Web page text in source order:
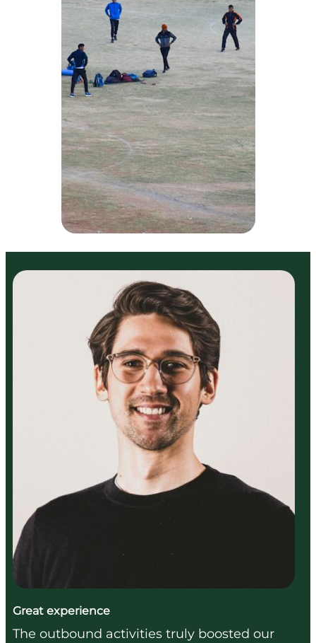
Great experience
The outbound activities truly boosted our